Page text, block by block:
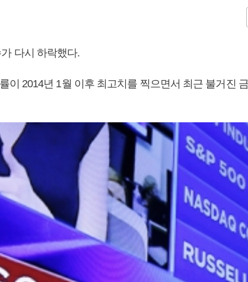
다시 하락했다.
이 2014년 1월 이후 최고치를 찍으면서 최근 불거진